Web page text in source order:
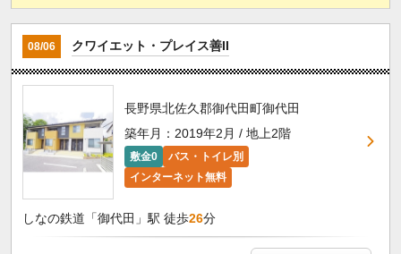
08/06 クワイエット・プレイス善II
長野県北佐久郡御代田町御代田
築年月：2019年2月 / 地上2階
敷金0
バス・トイレ別
インターネット無料
しなの鉄道「御代田」駅 徒歩26分